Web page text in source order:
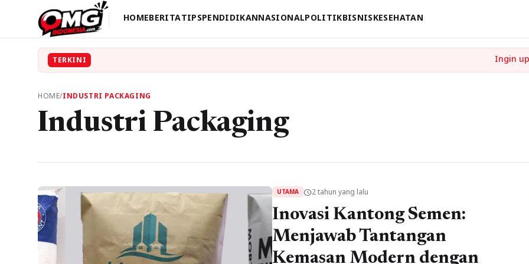
HOMEBERITATIPSPENDIDIKANNASIONALPOLITIKBISNISKESEHATAN
TERKINI
HOME/INDUSTRI PACKAGING
Industri Packaging
UTAMA schedule2 tahun yang lalu
Inovasi Kantong Semen:
Menjawab Tantangan
Kemasan Modern dengan